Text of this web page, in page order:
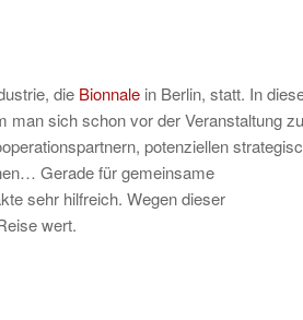
die Bionnale in Berlin, statt. In
man sich schon vor der Veranstaltung zu
potenziellen
Gerade für gemeinsame
sehr hilfreich. Wegen dieser
wert.